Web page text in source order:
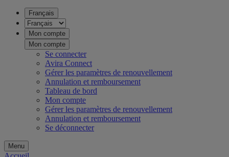
Français
Mon compte
Mon compte
Se connecter
Avira Connect
Gérer les paramètres de renouvellement
Annulation et remboursement
Tableau de bord
Mon compte
Gérer les paramètres de renouvellement
Annulation et remboursement
Se déconnecter
Menu